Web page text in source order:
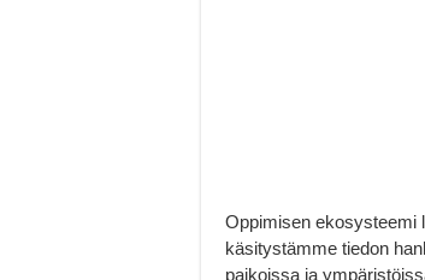
Oppimisen ekosysteemi
käsitystämme tiedon
paikoissa ja